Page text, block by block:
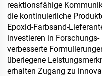
reaktionsfähige
die kontinuierliche
Epoxid-Farbsand-
investieren in
verbesserte
überlegene
erhalten Zugang zu